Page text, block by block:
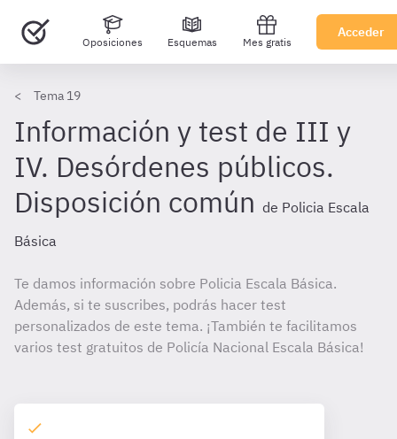
Oposiciones Esquemas Mes gratis
Acceder
Tema 19
Información y test de III y
IV. Desórdenes públicos.
Disposición común de Policia Escala
Básica
Te damos información sobre Policia Escala Básica.
Además, si te suscribes, podrás hacer test
personalizados de este tema. ¡También te facilitamos
varios test gratuitos de Policía Nacional Escala Básica!